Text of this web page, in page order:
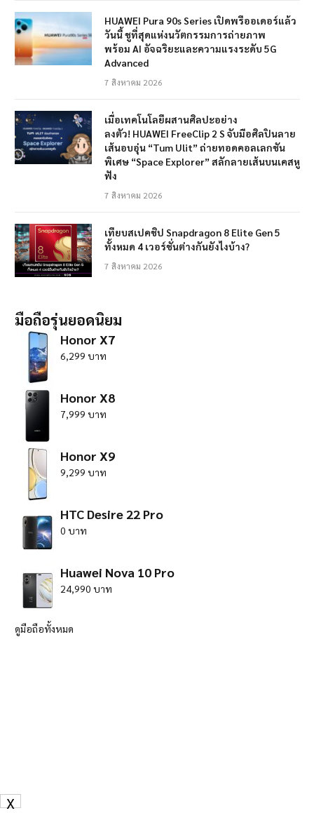
HUAWEI Pura 90s Series เปิดพรีออเดอร์แล้ว
วันนี้ ชูที่สุดแห่งนวัตกรรมการถ่ายภาพ
พร้อม AI อัจฉริยะและความแรงระดับ 5G
Advanced
7 สิงหาคม 2026
เมื่อเทคโนโลยีผสานศิลปะอย่าง
ลงตัว! HUAWEI FreeClip 2 S จับมือศิลปินลาย
เส้นอบอุ่น “Tum Ulit” ถ่ายทอดคอลเลกชัน
พิเศษ “Space Explorer” สลักลายเส้นบนเคสหู
ฟัง
7 สิงหาคม 2026
เทียบสเปคชิป Snapdragon 8 Elite Gen 5
ทั้งหมด 4 เวอร์ชั่นต่างกันยังไงบ้าง?
7 สิงหาคม 2026
มือถือรุ่นยอดนิยม
Honor X7
6,299 บาท
Honor X8
7,999 บาท
Honor X9
9,299 บาท
HTC Desire 22 Pro
0 บาท
Huawei Nova 10 Pro
24,990 บาท
ดูมือถือทั้งหมด
X